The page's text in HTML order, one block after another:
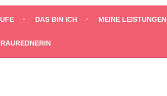
DAS BIN ICH MEINE LEISTUNGEN